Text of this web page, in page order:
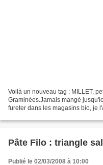
Voilà un nouveau tag : MILLET,
Graminées.Jamais mangé
fureter dans les magasins bio, je
Pâte Filo : triangle
Publié le 02/03/2008 à 10:00